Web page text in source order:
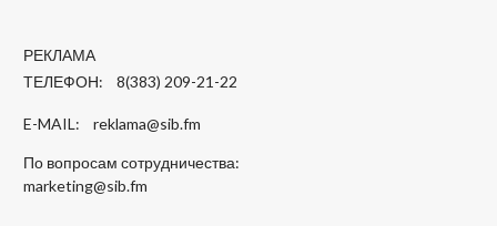
РЕКЛАМА
ТЕЛЕФОН: 8(383) 209-21-22
E-MAIL: reklama@sib.fm
По вопросам сотрудничества:
marketing@sib.fm